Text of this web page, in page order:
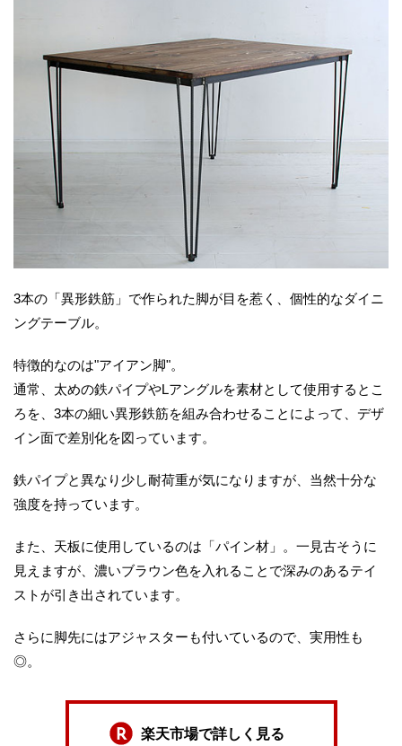
3本の「異形鉄筋」で作られた脚が目を惹く、個性的なダイニ
ングテーブル。
特徴的なのは"アイアン脚"。
通常、太めの鉄パイプやLアングルを素材として使用するとこ
ろを、3本の細い異形鉄筋を組み合わせることによって、デザ
イン面で差別化を図っています。
鉄パイプと異なり少し耐荷重が気になりますが、当然十分な
強度を持っています。
また、天板に使用しているのは「パイン材」。一見古そうに
見えますが、濃いブラウン色を入れることで深みのあるテイ
ストが引き出されています。
さらに脚先にはアジャスターも付いているので、実用性も
◎。
楽天市場で詳しく見る